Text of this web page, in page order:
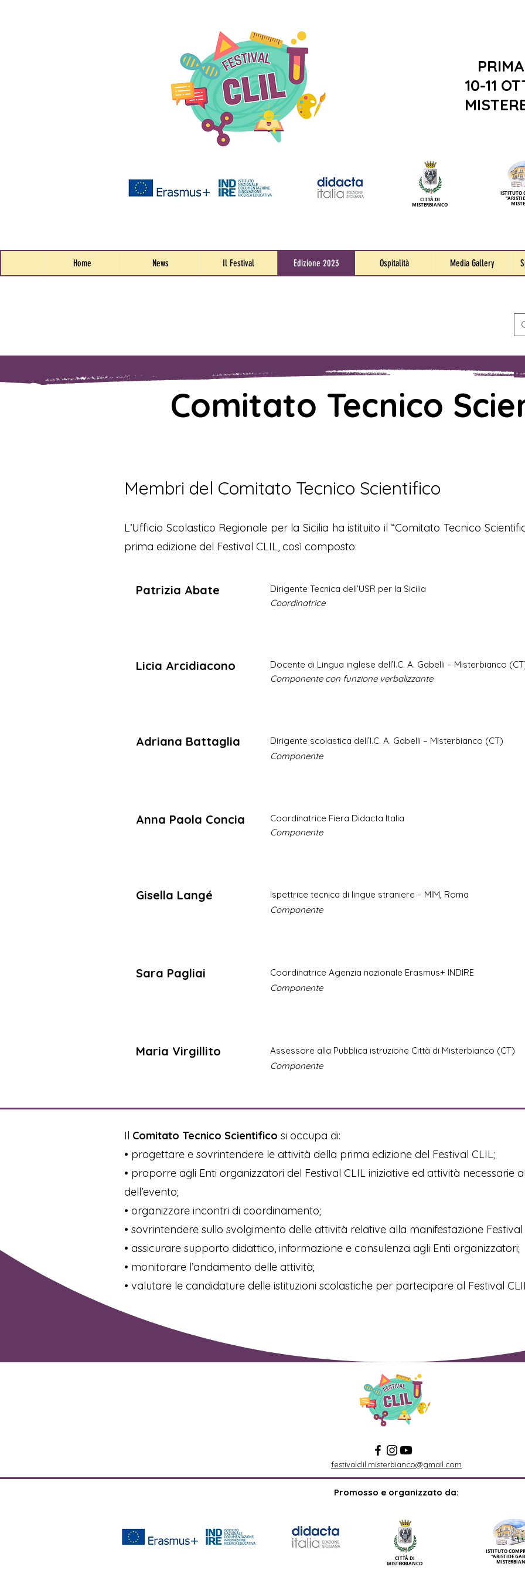
10-11
CITTÀ DI
MISTERBIANCO
ISTITUTO
Home News Il Festival Edizione 2023 Ospitalità Media Gallery
Comitato Tecnico
Membri del Comitato Tecnico Scientifico
L’Ufficio Scolastico Regionale per la Sicilia ha istituito il “Comitato Tecnico
prima edizione del Festival CLIL, così composto:
Patrizia Abate
Dirigente Tecnica dell’USR per la Sicilia
Coordinatrice
Licia Arcidiacono
Docente di Lingua inglese dell’I.C. A. Gabelli – Misterbianco
Componente con funzione verbalizzante
Adriana Battaglia
Dirigente scolastica dell’I.C. A. Gabelli – Misterbianco (CT)
Componente
Anna Paola Concia
Coordinatrice Fiera Didacta Italia
Componente
Gisella Langé
Ispettrice tecnica di lingue straniere – MIM, Roma
Componente
Sara Pagliai
Coordinatrice Agenzia nazionale Erasmus+ INDIRE
Componente
Maria Virgillito
Assessore alla Pubblica istruzione Città di Misterbianco (CT)
Componente
Il Comitato Tecnico Scientifico si occupa di:
• progettare e sovrintendere le attività della prima edizione del Festival CLIL;
• proporre agli Enti organizzatori del Festival CLIL iniziative ed attività necessarie
dell’evento;
• organizzare incontri di coordinamento;
• sovrintendere sullo svolgimento delle attività relative alla manifestazione Festival
• assicurare supporto didattico, informazione e consulenza agli Enti organizzatori;
• monitorare l’andamento delle attività;
• valutare le candidature delle istituzioni scolastiche per partecipare al Festival
festivalclil.misterbianco@gmail.com
Promosso e organizzato da:
CITTÀ DI
MISTERBIANCO
ISTITUTO
"ARISTIDE